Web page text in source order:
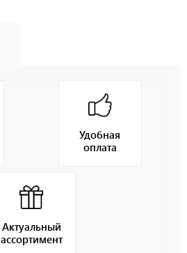
Удобная
оплата
Актуальный
ассортимент